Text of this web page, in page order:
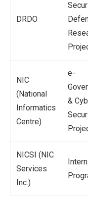
DRDO
NIC
(National
Informatics
Centre)
e-
&
NICSI (NIC
Services
Inc.)